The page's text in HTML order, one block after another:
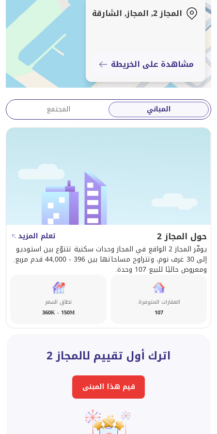
الرعاية الصحية على بُعد خطوات قليلة من عتبة منزلك. إذا
كنت تبحث عن الترفيه، فإن قناة القصباء المائية والمطاعم
والمقاهي المحاذية لها تعد من أهم عوامل الجذب في
المنطقة. للعائلات، تتوفر خيارات تعليمية قريبة مثل مدرسة
الشويفات الدولية، كما يسهل الوصول إلى سيتي سنتر
الشارقة للتسوق والتسلية. المنطقة معروفة بكونها وجهة
مفضلة للوافدين من مختلف الجنسيات، وتوفر نمط حياة
مريحاً يجمع بين الهدوء والخدمات المتكاملة التي تحتاجها
إماراتي. إذا كنت مهتماً بمعرفة المزيد أو ترغب في ترتيب
المجاز 2, المجاز, الشارقة
مشاهدة على الخريطة
المباني المجتمع
حول المجاز 2
تعلم المزيد
يوفّر المجاز 2 الواقع في المجاز وحدات سكنية تتنوّع بين استوديو
إلى 30 غرف نوم، وتتراوح مساحاتها بين 396 - 44,000 قدم مربع.
ومعروض حاليًا للبيع 107 وحدة.
العقارات المتوفرة.
107
نطاق السعر
360K - 150M
اترك أول تقييم لالمجاز 2
قيم هذا المبنى